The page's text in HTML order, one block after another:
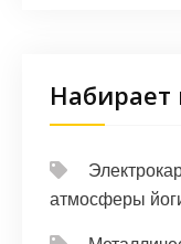
Набирает
атмосферы